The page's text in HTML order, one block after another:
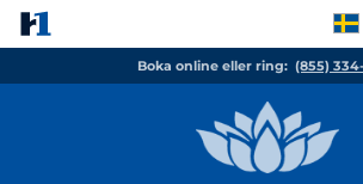
Boka online eller ring: (855)